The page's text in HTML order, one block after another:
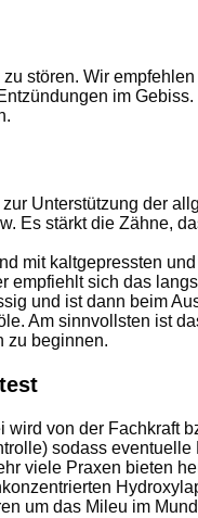
stören. Wir
im Gebiss.
Unterstützung der
stärkt die Zähne,
mit kaltgepressten
sich das
und ist dann beim
Am sinnvollsten ist
zu beginnen.
von der Fachkraft
sodass
viele Praxen bieten
um das Mileu im